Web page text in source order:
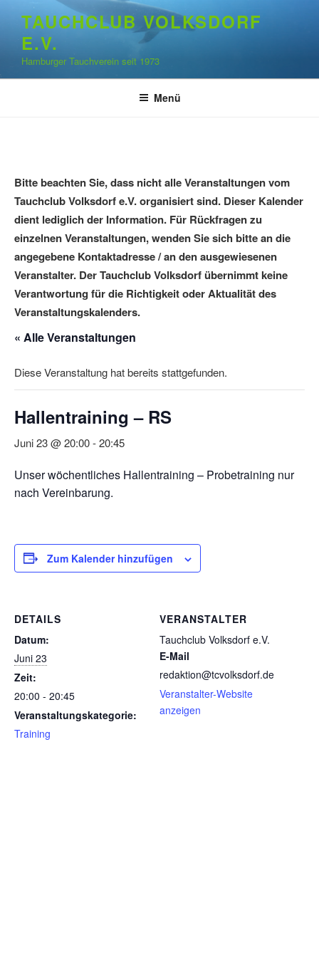
springen
TAUCHCLUB VOLKSDORF
E.V.
Hamburger Tauchverein seit 1973
Menü
Bitte beachten Sie, dass nicht alle Veranstaltungen vom
Tauchclub Volksdorf e.V. organisiert sind. Dieser Kalender
dient lediglich der Information. Für Rückfragen zu
einzelnen Veranstaltungen, wenden Sie sich bitte an die
angegebene Kontaktadresse / an den ausgewiesenen
Veranstalter. Der Tauchclub Volksdorf übernimmt keine
Verantwortung für die Richtigkeit oder Aktualität des
Veranstaltungskalenders.
« Alle Veranstaltungen
Diese Veranstaltung hat bereits stattgefunden.
Hallentraining – RS
Juni 23 @ 20:00-20:45
Unser wöchentliches Hallentraining – Probetraining nur
nach Vereinbarung.
Zum Kalender hinzufügen
DETAILS
Datum:
Juni 23
Zeit:
20:00 - 20:45
Veranstaltungskategorie:
Training
VERANSTALTER
Tauchclub Volksdorf e.V.
E-Mail
redaktion@tcvolksdorf.de
Veranstalter-Website
anzeigen